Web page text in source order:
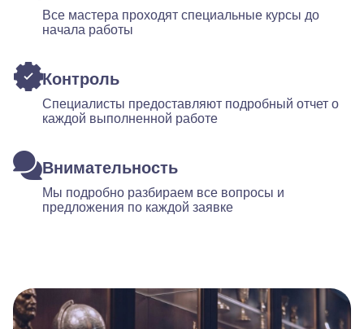
Все мастера проходят специальные курсы до
начала работы
Контроль
Специалисты предоставляют подробный отчет о
каждой выполненной работе
Внимательность
Мы подробно разбираем все вопросы и
предложения по каждой заявке